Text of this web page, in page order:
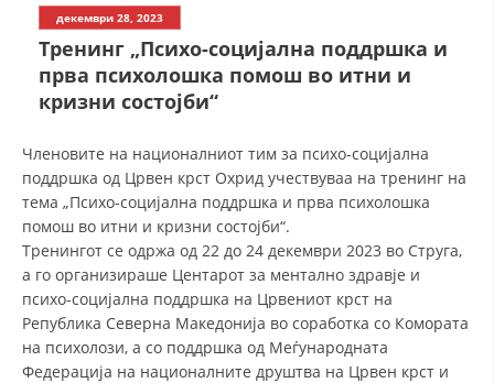
ЧЛЕНСТВО ВО ПРОФЕСИОНАЛНИ ТЕЛА
ЗАКОН ЗА ЦКРМ
СТАТУТ НА ЦКРМ
ОРГАНИЗАЦИЈА И РАЗВОЈ
РАКОВОДЕН ОДБОР
декември 28, 2023
Tренинг „Психо-социјална поддршка и
прва психолошка помош во итни и
кризни состојби“
Членовите на националниот тим за психо-социјална
поддршка од Црвен крст Охрид учествуваа на тренинг на
тема „Психо-социјална поддршка и прва психолошка
помош во итни и кризни состојби“.
Тренингот се одржа од 22 до 24 декември 2023 во Струга,
а го организираше Центарот за ментално здравје и
психо-социјална поддршка на Црвениот крст на
Република Северна Македонија во соработка со Комората
на психолози, а со поддршка од Меѓународната
Федерација на националните друштва на Црвен крст и